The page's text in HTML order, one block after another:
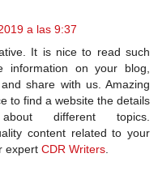
a las 9:37
It is nice to read such
information on your blog,
share with us. Amazing
to find a website the details
different topics.
content related to your
expert CDR Writers.